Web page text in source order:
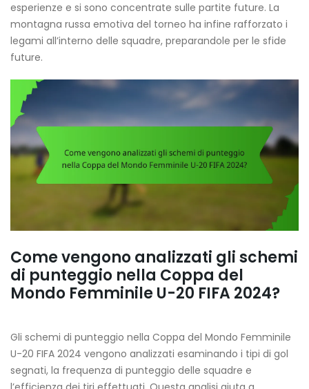
esperienze e si sono concentrate sulle partite future. La
montagna russa emotiva del torneo ha infine rafforzato i
legami all’interno delle squadre, preparandole per le sfide
future.
Come vengono analizzati gli schemi
di punteggio nella Coppa del
Mondo Femminile U-20 FIFA 2024?
Gli schemi di punteggio nella Coppa del Mondo Femminile
U-20 FIFA 2024 vengono analizzati esaminando i tipi di gol
segnati, la frequenza di punteggio delle squadre e